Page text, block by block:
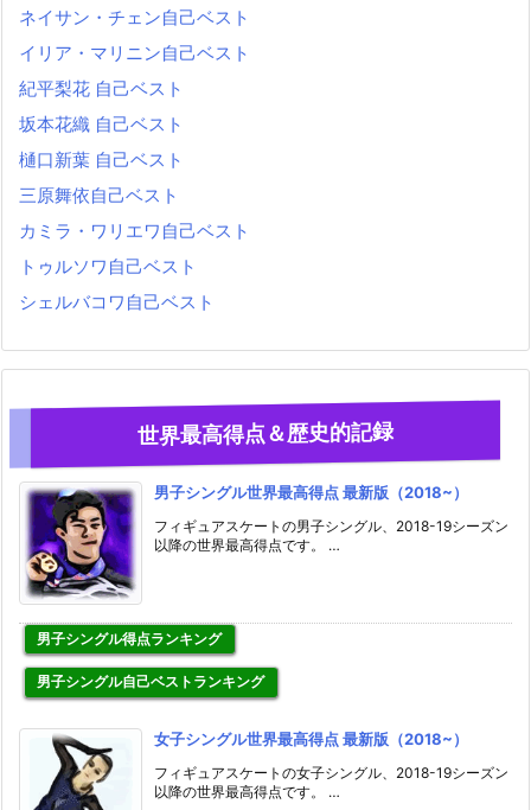
ネイサン・チェン自己ベスト
イリア・マリニン自己ベスト
紀平梨花 自己ベスト
坂本花織 自己ベスト
樋口新葉 自己ベスト
三原舞依自己ベスト
カミラ・ワリエワ自己ベスト
トゥルソワ自己ベスト
シェルバコワ自己ベスト
世界最高得点＆歴史的記録
男子シングル世界最高得点 最新版（2018~）
フィギュアスケートの男子シングル、2018-19シーズン
以降の世界最高得点です。 …
男子シングル得点ランキング
男子シングル自己ベストランキング
女子シングル世界最高得点 最新版（2018~）
フィギュアスケートの女子シングル、2018-19シーズン
以降の世界最高得点です。 …